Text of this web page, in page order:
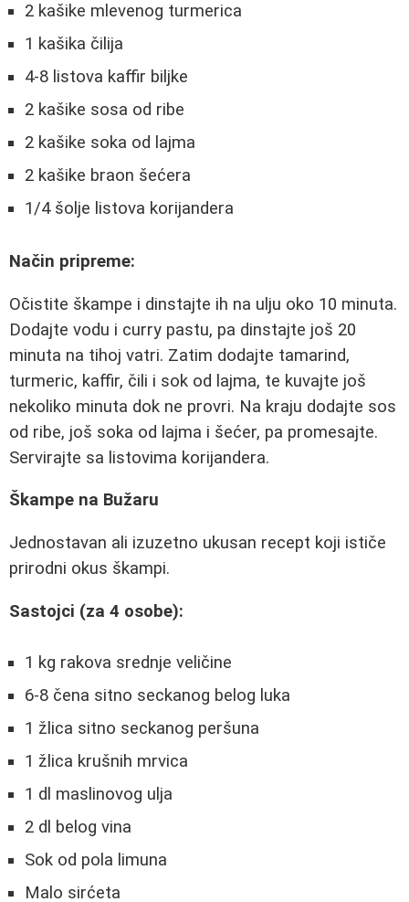
2 kašike mlevenog turmerica
1 kašika čilija
4-8 listova kaffir biljke
2 kašike sosa od ribe
2 kašike soka od lajma
2 kašike braon šećera
1/4 šolje listova korijandera
Način pripreme:
Očistite škampe i dinstajte ih na ulju oko 10 minuta.
Dodajte vodu i curry pastu, pa dinstajte još 20
minuta na tihoj vatri. Zatim dodajte tamarind,
turmeric, kaffir, čili i sok od lajma, te kuvajte još
nekoliko minuta dok ne provri. Na kraju dodajte sos
od ribe, još soka od lajma i šećer, pa promesajte.
Servirajte sa listovima korijandera.
Škampe na Bužaru
Jednostavan ali izuzetno ukusan recept koji ističe
prirodni okus škampi.
Sastojci (za 4 osobe):
1 kg rakova srednje veličine
6-8 čena sitno seckanog belog luka
1 žlica sitno seckanog peršuna
1 žlica krušnih mrvica
1 dl maslinovog ulja
2 dl belog vina
Sok od pola limuna
Malo sirćeta